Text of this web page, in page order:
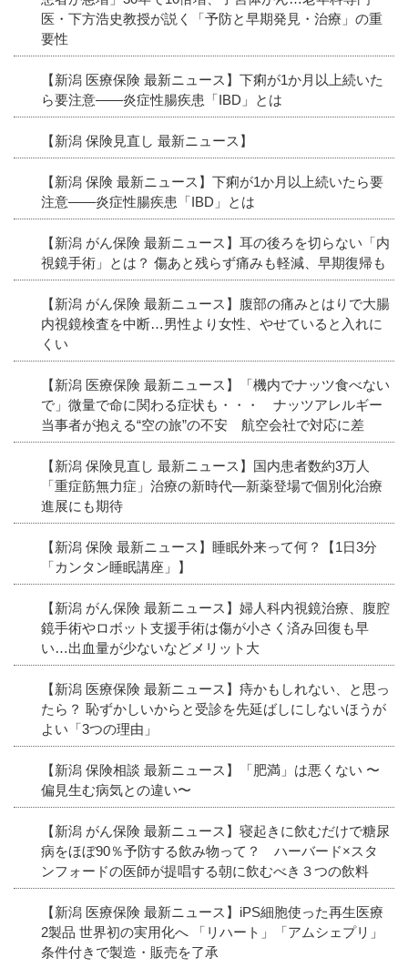
医・下方浩史教授が説く「予防と早期発見・治療」の重
要性
【新潟 医療保険 最新ニュース】下痢が1か月以上続いた
ら要注意――炎症性腸疾患「IBD」とは
【新潟 保険見直し 最新ニュース】
【新潟 保険 最新ニュース】下痢が1か月以上続いたら要
注意――炎症性腸疾患「IBD」とは
【新潟 がん保険 最新ニュース】耳の後ろを切らない「内
視鏡手術」とは？ 傷あと残らず痛みも軽減、早期復帰も
【新潟 がん保険 最新ニュース】腹部の痛みとはりで大腸
内視鏡検査を中断…男性より女性、やせていると入れに
くい
【新潟 医療保険 最新ニュース】「機内でナッツ食べない
で」微量で命に関わる症状も・・・ ナッツアレルギー
当事者が抱える“空の旅”の不安 航空会社で対応に差
【新潟 保険見直し 最新ニュース】国内患者数約3万人
「重症筋無力症」治療の新時代―新薬登場で個別化治療
進展にも期待
【新潟 保険 最新ニュース】睡眠外来って何？【1日3分
「カンタン睡眠講座」】
【新潟 がん保険 最新ニュース】婦人科内視鏡治療、腹腔
鏡手術やロボット支援手術は傷が小さく済み回復も早
い…出血量が少ないなどメリット大
【新潟 医療保険 最新ニュース】痔かもしれない、と思っ
たら？ 恥ずかしいからと受診を先延ばしにしないほうが
よい「3つの理由」
【新潟 保険相談 最新ニュース】「肥満」は悪くない 〜
偏見生む病気との違い〜
【新潟 がん保険 最新ニュース】寝起きに飲むだけで糖尿
病をほぼ90％予防する飲み物って？ ハーバード×スタ
ンフォードの医師が提唱する朝に飲むべき３つの飲料
【新潟 医療保険 最新ニュース】iPS細胞使った再生医療
2製品 世界初の実用化へ 「リハート」「アムシェプリ」
条件付きで製造・販売を了承